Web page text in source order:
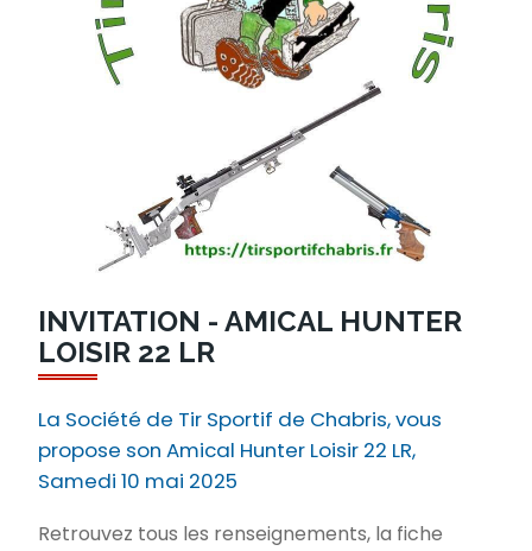
INVITATION - AMICAL HUNTER
LOISIR 22 LR
La Société de Tir Sportif de Chabris, vous
propose son Amical Hunter Loisir 22 LR,
Samedi 10 mai 2025
Retrouvez tous les renseignements, la fiche